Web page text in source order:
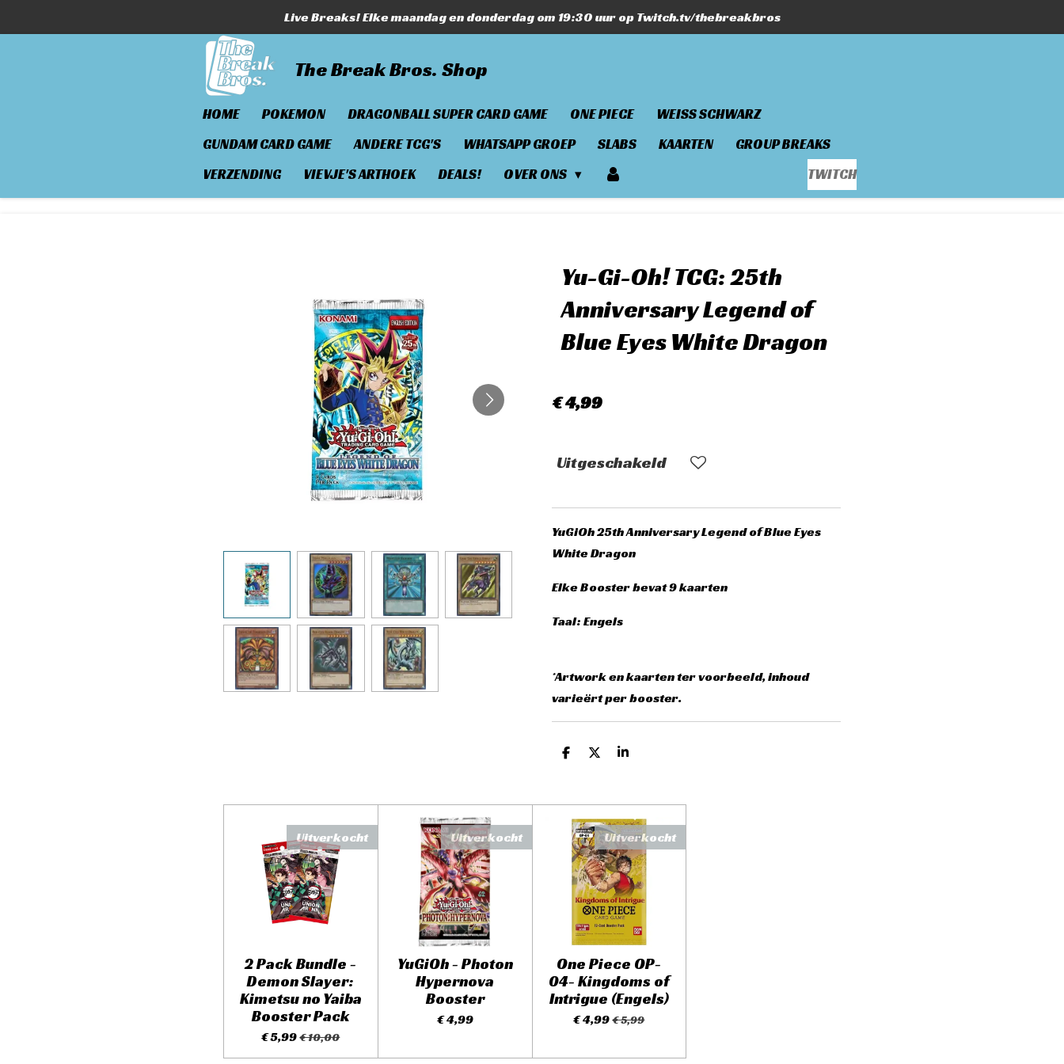
Live Breaks! Elke maandag en donderdag om 19:30 uur op Twitch.tv/thebreakbros
The Break Bros. Shop
HOME POKEMON DRAGONBALL SUPER CARD GAME ONE PIECE
WEISS SCHWARZ
GUNDAM CARD GAME
ANDERE TCG'S WHATSAPP GROEP SLABS KAARTEN
GROUP BREAKS
VERZENDING
VIEVJE'S ARTHOEK DEALS! OVER ONS TWITCH
Yu-Gi-Oh! TCG: 25th
Anniversary Legend of
Blue Eyes White Dragon
€ 4,99
Uitgeschakeld
YuGiOh 25th Anniversary Legend of Blue Eyes
White Dragon
Elke Booster bevat 9 kaarten
Taal: Engels
*Artwork en kaarten ter voorbeeld, inhoud
varieërt per booster.
D
n
D
S
e
Uitverkocht
2 Pack Bundle -
Demon Slayer:
Kimetsu no Yaiba
Booster Pack
€ 5,99€ 10,00
Uitverkocht
YuGiOh - Photon
Hypernova
Booster
€ 4,99
Uitverkocht
One Piece OP-
04- Kingdoms of
Intrigue (Engels)
€ 4,99€ 5,99